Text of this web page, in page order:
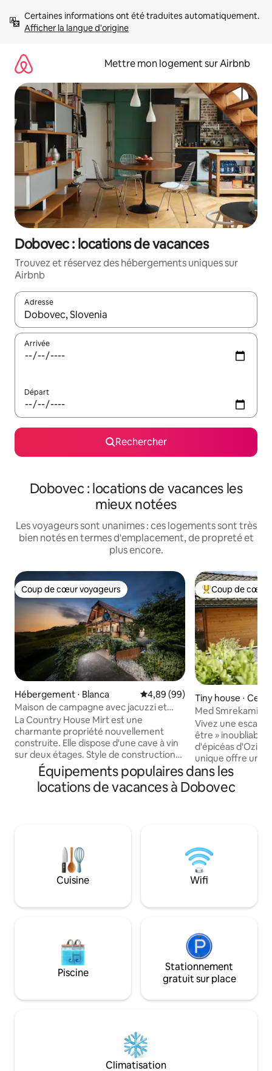
directement
Afficher la langue d'origine
Mettre mon logement sur Airbnb
Dobovec : locations de vacances
Trouvez et réservez des hébergements uniques sur
Airbnb
Adresse
Lorsque les résultats s'affichent, utilisez les flèches vers le
Arrivée
Départ
Rechercher
Dobovec : locations de vacances les
mieux notées
Les voyageurs sont unanimes : ces logements sont très
bien notés en termes d'emplacement, de propreté et
plus encore.
Coup de cœur voyageurs
Coup de cœur voyageurs
Hébergement ⋅ Blanca Évaluation moyenne sur la
4,89 (99)
Maison de campagne avec jacuzzi et
sauna
La Country House Mirt est une
charmante propriété nouvellement
construite. Elle dispose d'une cave à vin
sur deux étages. Style de construction
classique, typique de la culture viticole,
avec de beaux détails en bois. La maison
de campagne dispose également d'une
le côté ensoleillé des collines, de sorte
que vous pouvez profiter du soleil toute
la journée. La maison de campagne Mirt
se trouve à 2 km du petit village de
maison de campagne Mirt est un bel
détente et de loisirs d'une manière
élégante mais confortable.
Coups de cœur
Coup de cœur
Tiny house ⋅
njskem
Med Smrekami |
spa de charme
Vivez une
être » inoubliable
d'épicéas
unique offre une
deux espaces
bois romantique
un fauteuil de
les étoiles et la
préservée. Idéal
recherche de
détente à
Numéro RNO :
Équipements populaires dans les
locations de vacances à Dobovec
Cuisine Wifi
Piscine
Stationnement
gratuit sur place
Climatisation